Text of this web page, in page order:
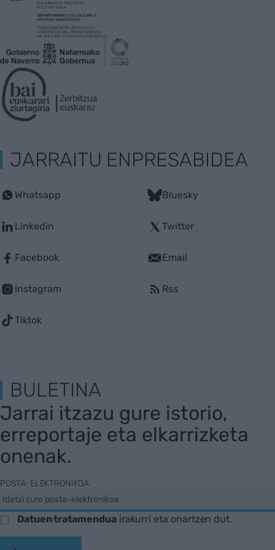
JARRAITU ENPRESABIDEA
Whatsapp
Linkedin
Facebook
Instagram
Tiktok
Bluesky
Twitter
Email
Rss
BULETINA
Jarrai itzazu gure istorio,
erreportaje eta elkarrizketa
onenak.
POSTA-ELEKTRONIKOA
Datuen tratamenduairakurri eta onartzen dut.